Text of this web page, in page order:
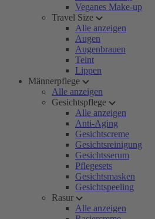
Veganes Make-up
Travel Size
Alle anzeigen
Augen
Augenbrauen
Teint
Lippen
Männerpflege
Alle anzeigen
Gesichtspflege
Alle anzeigen
Anti-Aging
Gesichtscreme
Gesichtsreinigung
Gesichtsserum
Pflegesets
Gesichtsmasken
Gesichtspeeling
Rasur
Alle anzeigen